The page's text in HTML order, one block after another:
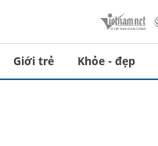
Giới trẻ Khỏe - đẹp